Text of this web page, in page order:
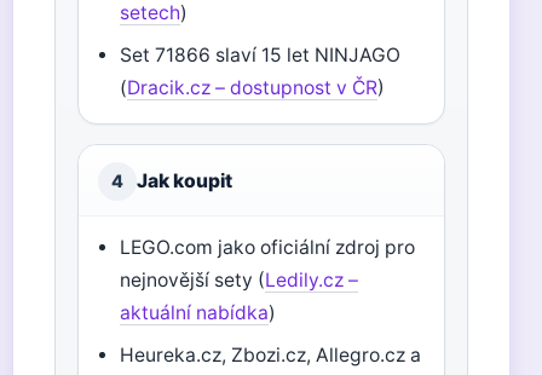
setech)
Set 71866 slaví 15 let NINJAGO
(Dracik.cz – dostupnost v ČR)
4 Jak koupit
LEGO.com jako oficiální zdroj pro
nejnovější sety (Ledily.cz –
aktuální nabídka)
Heureka.cz, Zbozi.cz, Allegro.cz a